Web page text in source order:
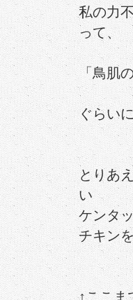
私の力
って、
「鳥肌
ぐらい
とりあ
い
ケンタ
チキン
↑ここま